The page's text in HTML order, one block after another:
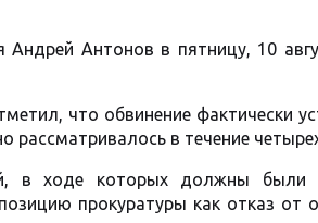
Антонов в пятницу, 10
что обвинение фактически
рассматривалось в течение
в ходе которых должны были
прокуратуры как отказ от